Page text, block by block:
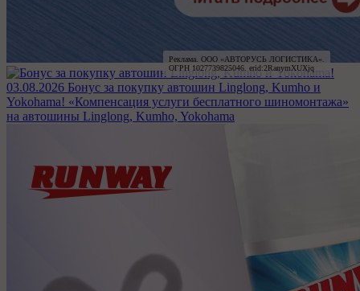
Реклама. ООО «АВТОРУСЬ ЛОГИСТИКА».
ОГРН 1027739825046. erid:2RanymXUXjq
03.08.2026 Бонус за покупку автошин Linglong, Kumho и
Yokohama! «Компенсация услуги бесплатного шиномонтажа»
на автошины Linglong, Kumho, Yokohama